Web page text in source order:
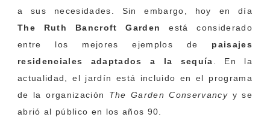
a sus necesidades. Sin embargo, hoy en día
The Ruth Bancroft Garden
está considerado
entre los mejores ejemplos de paisajes
residenciales adaptados a la sequía. En la
actualidad, el jardín está incluido en el programa
de la organización The Garden Conservancy y se
abrió al público en los años 90.